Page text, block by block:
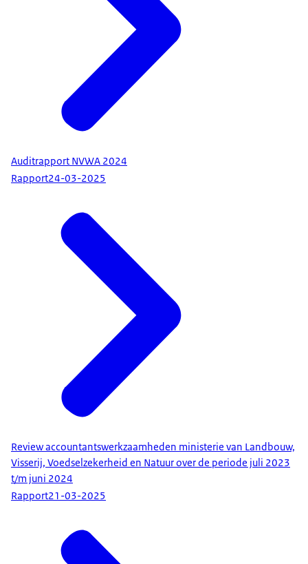
Auditrapport NVWA 2024
Rapport24-03-2025
Review accountantswerkzaamheden ministerie van Landbouw,
Visserij, Voedselzekerheid en Natuur over de periode juli 2023
t/m juni 2024
Rapport21-03-2025